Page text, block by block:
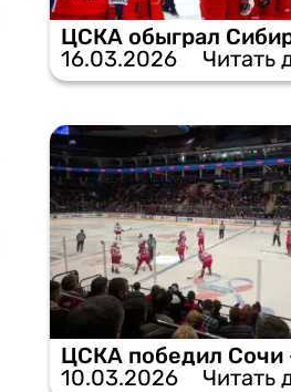
16.03.2026
Читать
ЦСКА победил Сочи
10.03.2026
Читать